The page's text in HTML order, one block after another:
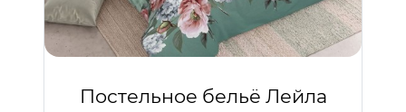
Постельное бельё Лейла